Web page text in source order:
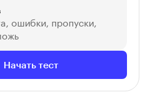
ошибки, пропуски,
Начать тест